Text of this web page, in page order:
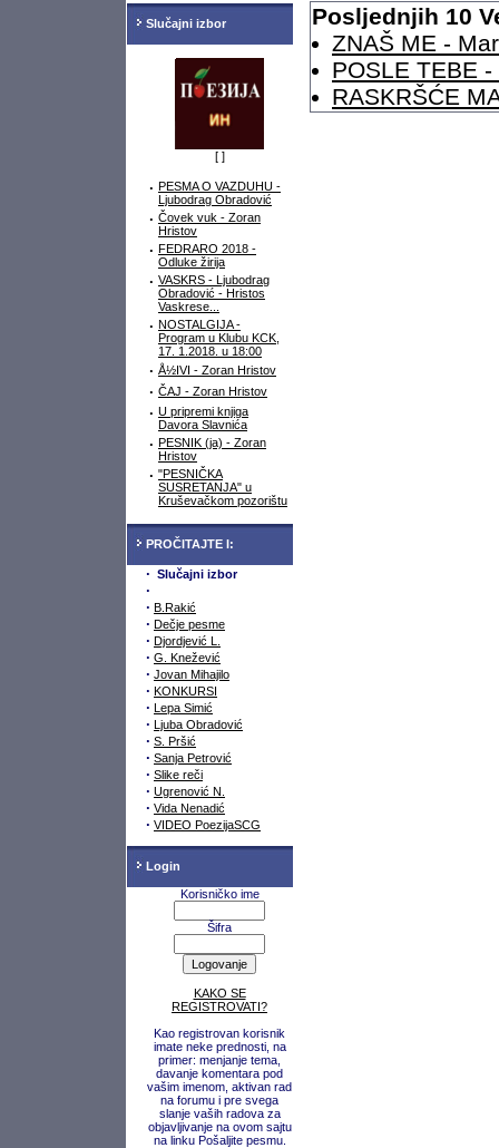
Slučajni izbor
[ ]
· PESMA O VAZDUHU -
Ljubodrag Obradović
· Čovek vuk - Zoran
Hristov
· FEDRARO 2018 -
Odluke žirija
· VASKRS - Ljubodrag
Obradović - Hristos
Vaskrese...
· NOSTALGIJA -
Program u Klubu KCK,
17. 1.2018. u 18:00
· Å½IVI - Zoran Hristov
· ČAJ - Zoran Hristov
· U pripremi knjiga
Davora Slavnića
· PESNIK (ja) - Zoran
Hristov
· "PESNIČKA
SUSRETANJA" u
Kruševačkom pozorištu
PROČITAJTE I:
· Slučajni izbor
·
· B.Rakić
· Dečje pesme
· Djordjević L.
· G. Knežević
· Jovan Mihajilo
· KONKURSI
· Lepa Simić
· Ljuba Obradović
· S. Pršić
· Sanja Petrović
· Slike reči
· Ugrenović N.
· Vida Nenadić
· VIDEO PoezijaSCG
Login
Korisničko ime
Šifra
KAKO SE
REGISTROVATI?
Kao registrovan korisnik
imate neke prednosti, na
primer: menjanje tema,
davanje komentara pod
vašim imenom, aktivan rad
na forumu i pre svega
slanje vaših radova za
objavljivanje na ovom sajtu
na linku Pošaljite pesmu.
Posljednjih 10
ZNAŠ ME -
POSLE TEBE
RASKRŠĆE